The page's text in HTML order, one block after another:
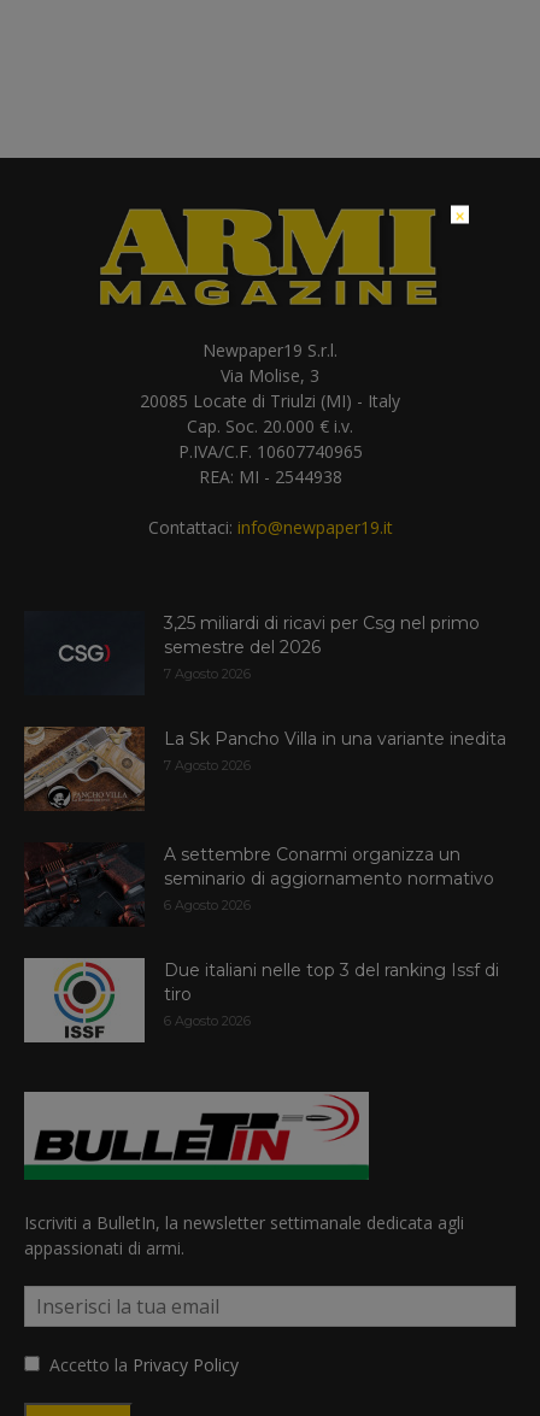
Newpaper19 S.r.l.
Via Molise, 3
20085 Locate di Triulzi (MI) - Italy
Cap. Soc. 20.000 € i.v.
P.IVA/C.F. 10607740965
REA: MI - 2544938
Contattaci: info@newpaper19.it
3,25 miliardi di ricavi per Csg nel primo
semestre del 2026
7 Agosto 2026
La Sk Pancho Villa in una variante inedita
7 Agosto 2026
A settembre Conarmi organizza un
seminario di aggiornamento normativo
6 Agosto 2026
Due italiani nelle top 3 del ranking Issf di
tiro
6 Agosto 2026
Iscriviti a BulletIn, la newsletter settimanale dedicata agli
appassionati di armi.
Accetto la Privacy Policy
×